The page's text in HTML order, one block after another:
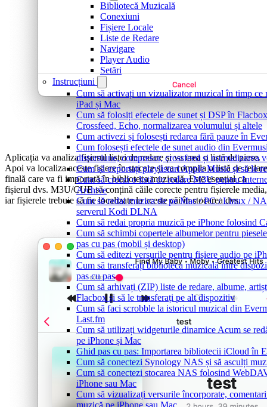
Bibliotecă Muzicală
Conexiuni
Fișiere Locale
Liste de Redare
Navigare
Player Audio
Setări
Instrucțiuni
Cum să activați un vizualizator muzical în timp ce
iPad și Mac
Cum să folosiți efectele de sunet și DSP în
Crossfeed, Echo, normalizarea volumului și altele
Cum activezi și folosești redarea fără pauze în
Cum folosești efectele de sunet audio din
distorsiune, compresor, crossfeed și normalizarea
Cum să exportați playlisturi Apple Music și să le
Cum să creezi o listă de redare M3U pentru
Archive
Cum să redai muzica de pe Mac / PC / Linux /
serverul Kodi DLNA
Cum să redai propria muzică pe iPhone folosind
Cum să schimbi copertele albumelor pentru
pas cu pas (mobil și desktop)
Cum să editezi versurile pentru fișiere audio pe
Cum să transferați biblioteca muzicală între
pas cu pas
Cum să arhivați (ZIP) liste de redare, albume,
Flacbox și să le transferați pe alt dispozitiv
Cum să faci scrobble la istoricul muzical din
Last.fm
Cum să utilizați widgeturile dinamice Acum se
pe iPhone și Mac
Ghid pas cu pas: Importarea bibliotecii iCloud în
Cum să conectezi Synology NAS și să asculți
Cum să conectezi stocarea NAS folosind
iPhone sau Mac
Cum să vizualizați versurile încorporate,
muzică pe iPhone sau Mac
Aplicația va analiza fișierul listei de redare și va crea o listă de piese.
Apoi va localiza aceste fișiere în stocare și va compila o listă de redare
finală care va fi importată în biblioteca muzicală. Este esențial ca
fișierul dvs. M3U/CUE să conțină căile corecte pentru fișierele media,
iar fișierele trebuie să fie localizate la aceste căi în stocarea dvs.